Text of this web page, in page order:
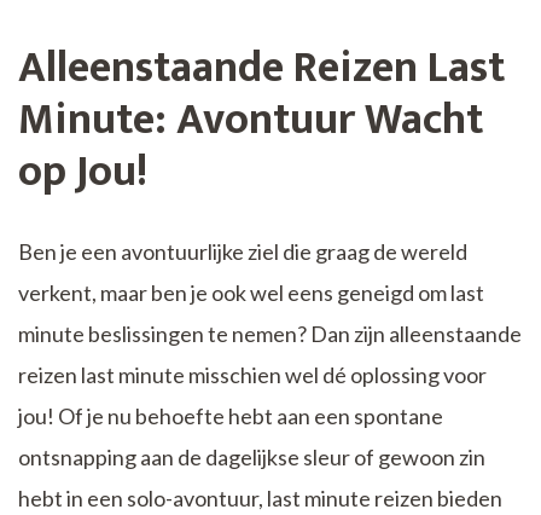
Alleenstaande Reizen Last
Minute: Avontuur Wacht
op Jou!
Ben je een avontuurlijke ziel die graag de wereld
verkent, maar ben je ook wel eens geneigd om last
minute beslissingen te nemen? Dan zijn alleenstaande
reizen last minute misschien wel dé oplossing voor
jou! Of je nu behoefte hebt aan een spontane
ontsnapping aan de dagelijkse sleur of gewoon zin
hebt in een solo-avontuur, last minute reizen bieden